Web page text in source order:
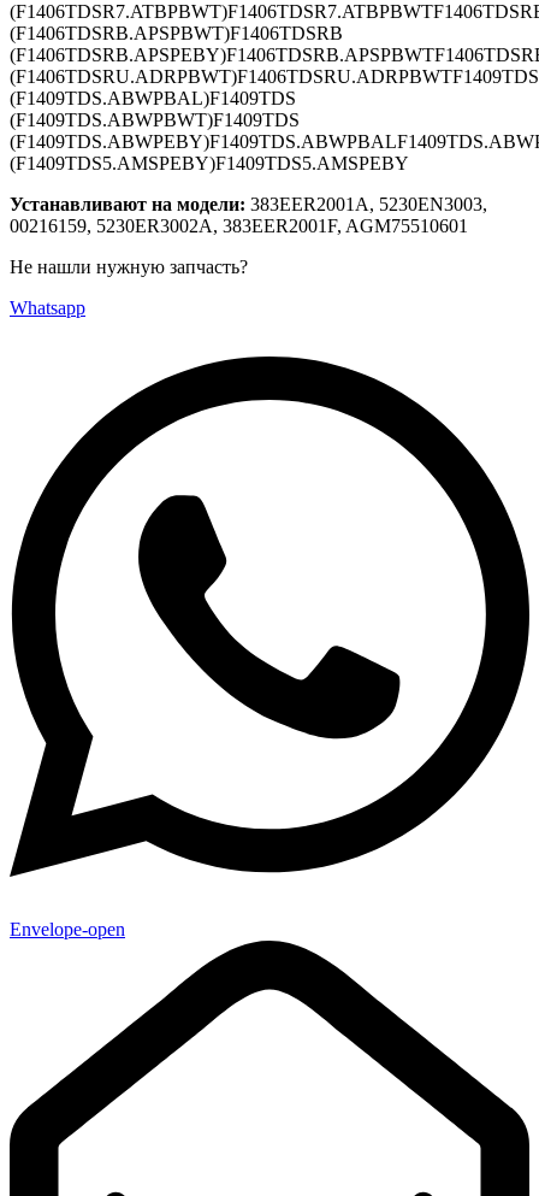
(F1406TDSRB.APSPBWT)F1406TDSRB
(F1406TDSRU.ADRPBWT)F1406TDSRU.ADRPBWTF1409TDS
(F1409TDS.ABWPBAL)F1409TDS
(F1409TDS.ABWPBWT)F1409TDS
(F1409TDS5.AMSPEBY)F1409TDS5.AMSPEBY
Устанавливают на модели: 383EER2001A, 5230EN3003,
00216159, 5230ER3002A, 383EER2001F, AGM75510601
Не нашли нужную запчасть?
Whatsapp
Envelope-open